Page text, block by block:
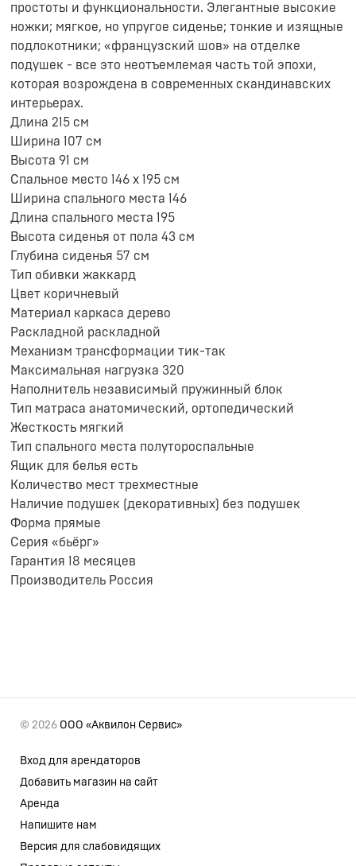
простоты и функциональности. Элегантные высокие
ножки; мягкое, но упругое сиденье; тонкие и изящные
подлокотники; «французский шов» на отделке
подушек - все это неотъемлемая часть той эпохи,
которая возрождена в современных скандинавских
интерьерах.
Длина 215 см
Ширина 107 см
Высота 91 см
Спальное место 146 х 195 см
Ширина спального места 146
Длина спального места 195
Высота сиденья от пола 43 см
Глубина сиденья 57 см
Тип обивки жаккард
Цвет коричневый
Материал каркаса дерево
Раскладной раскладной
Механизм трансформации тик-так
Максимальная нагрузка 320
Наполнитель независимый пружинный блок
Тип матраса анатомический, ортопедический
Жесткость мягкий
Тип спального места полутороспальные
Ящик для белья есть
Количество мест трехместные
Наличие подушек (декоративных) без подушек
Форма прямые
Серия «бьёрг»
Гарантия 18 месяцев
Производитель Россия
© 2026 ООО «Аквилон Сервис»
Вход для арендаторов
Добавить магазин на сайт
Аренда
Напишите нам
Версия для слабовидящих